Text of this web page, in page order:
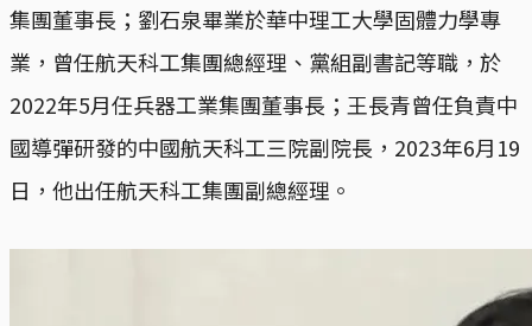
集團董事長；劉石泉畢業於華中理工大學固體力學專
業，曾任航天科工集團總經理、黨組副書記等職，於
2022年5月任兵器工業集團董事長；王長青曾任負責中
國導彈研發的中國航天科工三院副院長，2023年6月19
日，他出任航天科工集團副總經理。